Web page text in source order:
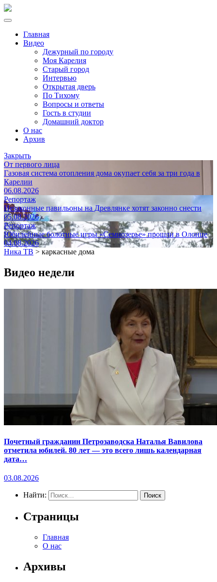
Главная
Видео
Дежурный по городу
Моя Карелия
Старый город
Интервью
Открытая дверь
По Тихому
Вопросы и ответы
Гость в студии
Домашний доктор
О нас
Архив
Закрыть
От первого лица
Газовая система отопления дома окупает себя за три года в
Карелии
06.08.2026
Репортаж
Незаконные павильоны на Древлянке хотят законно снести
05.08.2026
Репортаж
Юбилейные болотные игры «Семиозерье» прошли в Олонце
04.08.2026
Ника ТВ > каркасные дома
Видео недели
Почетный гражданин Петрозаводска Наталья Вавилова
отметила юбилей. 80 лет — это всего лишь календарная
дата…
03.08.2026
Найти:
Страницы
Главная
О нас
Архивы